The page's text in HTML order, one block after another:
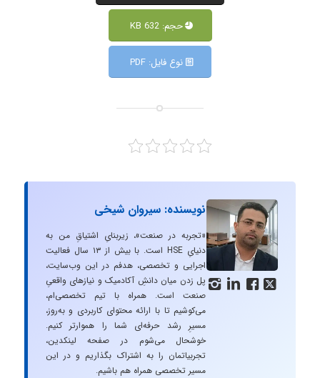
حجم: 632 KB
نوع فایل: PDF
   
نویسنده: سیروان شیخی
«تجربه در صنعت»، زیربنایِ اشتیاقِ من به
دنیایِ HSE است. با بیش از ۱۳ سال فعالیت
اجرایی و تخصصی، هدفم در این وب‌سایت،
پل زدن میان دانشِ آکادمیک و نیازهای واقعیِ
صنعت است. همراه با تیم تخصصی‌ام،
می‌کوشیم تا با ارائه محتوای کاربردی و به‌روز،
مسیرِ رشد حرفه‌ای شما را هموارتر کنیم.
خوشحال می‌شوم در صفحه لینکدین،
تجربیاتمان را به اشتراک بگذاریم و در این
مسیر تخصصی همراه هم باشیم.